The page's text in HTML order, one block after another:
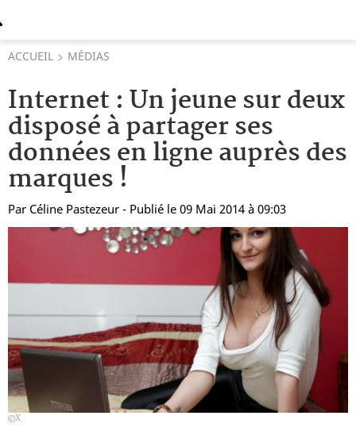
ACCUEIL MÉDIAS
Internet : Un jeune sur deux
disposé à partager ses
données en ligne auprès des
marques !
Par Céline Pastezeur - Publié le 09 Mai 2014 à 09:03
X